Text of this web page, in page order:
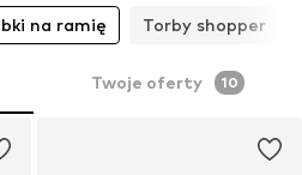
na ramię Torby shopper
Twoje oferty 10